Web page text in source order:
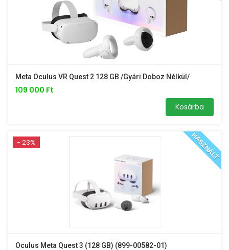
Meta Oculus VR Quest 2 128 GB /gyári Doboz Nélkül/
109 000 Ft
Kosárba
- 23% HASZNÁLT
Oculus Meta Quest 3 (128 GB) (899-00582-01)